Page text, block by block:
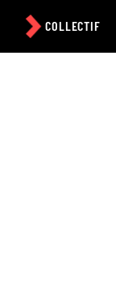
Passer
contenu
COLLECTIF